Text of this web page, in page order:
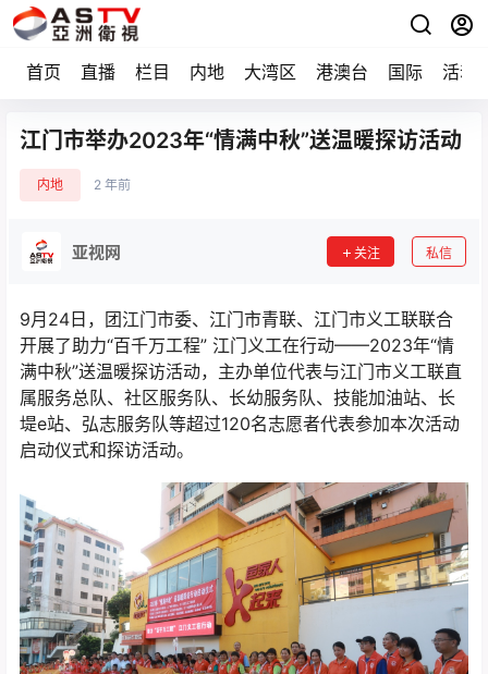
首页 直播 栏目 内地 大湾区 港澳台 国际 活动
江门市举办2023年“情满中秋”送温暖探访活动
内地 2 年前
亚视网 关注 私信
9月24日，团江门市委、江门市青联、江门市义工联联合
开展了助力“百千万工程” 江门义工在行动——2023年“情
满中秋”送温暖探访活动，主办单位代表与江门市义工联直
属服务总队、社区服务队、长幼服务队、技能加油站、长
堤e站、弘志服务队等超过120名志愿者代表参加本次活动
启动仪式和探访活动。